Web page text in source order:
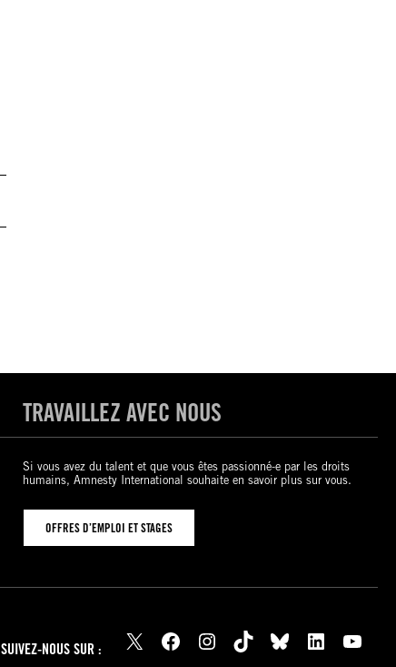
TRAVAILLEZ AVEC NOUS
Si vous avez du talent et que vous êtes passionné-e par les droits
humains, Amnesty International souhaite en savoir plus sur vous.
OFFRES D’EMPLOI ET STAGES
SUIVEZ-NOUS SUR : X Facebook Instagram TikTok Bluesky LinkedIn YouTube